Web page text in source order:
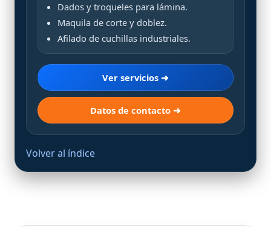
Dados y troqueles para lámina.
Maquila de corte y doblez.
Afilado de cuchillas industriales.
Ver servicios ➜
Datos de contacto ➜
Volver al índice